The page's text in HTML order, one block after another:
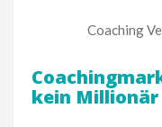
Coaching
kein Millionär